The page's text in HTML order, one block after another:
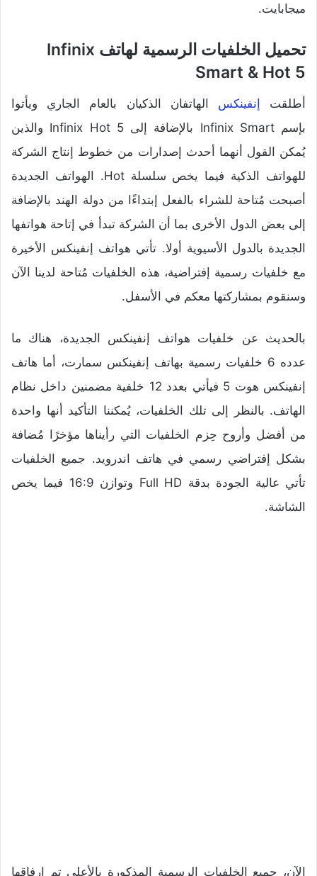
ميجابايت.
تحميل الخلفيات الرسمية لهاتف Infinix
Smart & Hot 5
أطلقت إنفينكس الهاتفان الذكيان بالعام الجاري ويأتوا
بإسم Infinix Smart بالإضافة إلى Infinix Hot 5 والذين
يُمكن القول أنهما أحدث إصدارات من خطوط إنتاج الشركة
للهواتف الذكية فيما يخص سلسلة Hot. الهواتف الجديدة
أصبحت مُتاحة للشراء بالفعل إبتداءًا من دولة الهند بالإضافة
إلى بعض الدول الأخرى بما أن الشركة تبدأ في إتاحة هواتفها
الجديدة بالدول الأسيوية أولا. تأتي هواتف إنفينكس الأخيرة
مع خلفيات رسمية إفتراضية، هذه الخلفيات مُتاحة لدينا الآن
وسنقوم بمشاركتها معكم في الأسفل.
بالحديث عن خلفيات هواتف إنفينكس الجديدة، هناك ما
عدده 6 خلفيات رسمية بهاتف إنفينكس سمارت، أما هاتف
إنفينكس هوت 5 فيأتي بعدد 12 خلفية مضمنين داخل نظام
الهاتف. بالنظر إلى تلك الخلفيات، يُمكننا التأكيد أنها واحدة
من أفضل وأروح حِزم الخلفيات التي رأيناها مؤخرًا مُضافة
بشكل إفتراضي رسمي في هاتف اندرويد. جميع الخلفيات
تأتي عالية الجودة بدقة Full HD وتوازن 16:9 فيما يخص
الشاشة.
الآن، جميع الخلفيات الرسمية المذكورة بالأعلى تم إرفاقها